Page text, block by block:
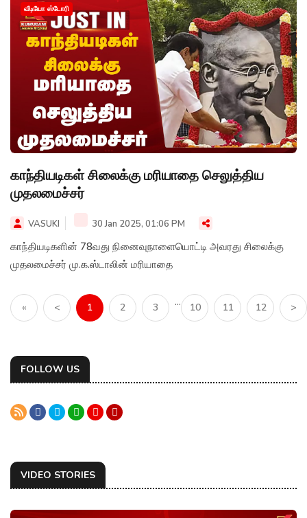
வீடியோ ஸ்டோரி
காந்தியடிகள் சிலைக்கு மரியாதை செலுத்திய
முதலமைச்சர்
VASUKI 30 Jan 2025, 01:06 PM
காந்தியடிகளின் 78வது நினைவுநாளையொட்டி அவரது சிலைக்கு
முதலமைச்சர் மு.க.ஸ்டாலின் மரியாதை
« < 1 2 3 ... 10 11 12 >
FOLLOW US
VIDEO STORIES